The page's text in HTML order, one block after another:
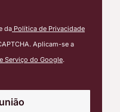
da Política de Privacidade
Aplicam-se a
Serviço do Google.